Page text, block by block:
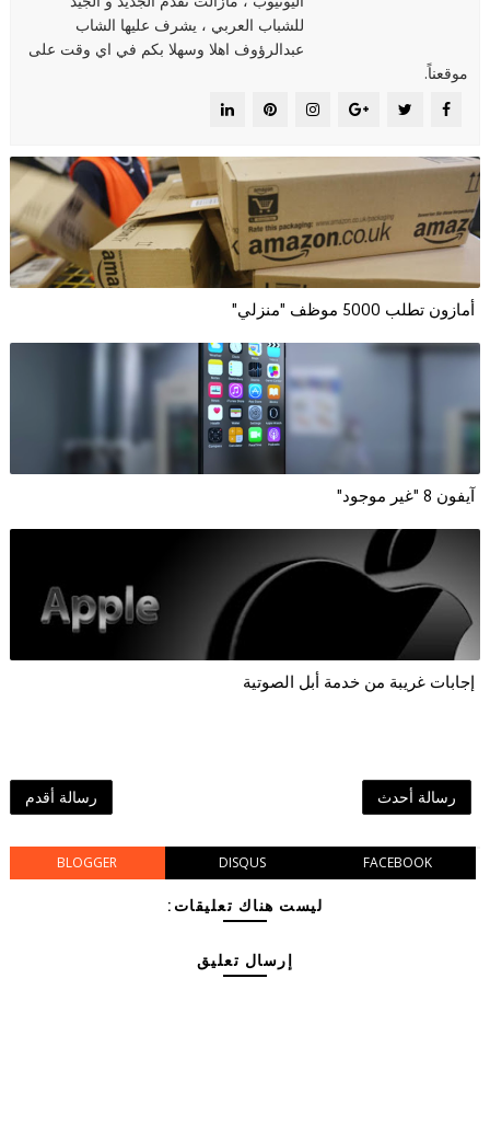
للشباب العربي ، يشرف عليها الشاب
عبدالرؤوف اهلا وسهلا بكم في اي وقت على
موقعناً.
أمازون تطلب 5000 موظف "منزلي"
آيفون 8 "غير موجود"
إجابات غريبة من خدمة أبل الصوتية
رسالة أحدث رسالة أقدم
BLOGGER DISQUS FACEBOOK
ليست هناك تعليقات:
إرسال تعليق